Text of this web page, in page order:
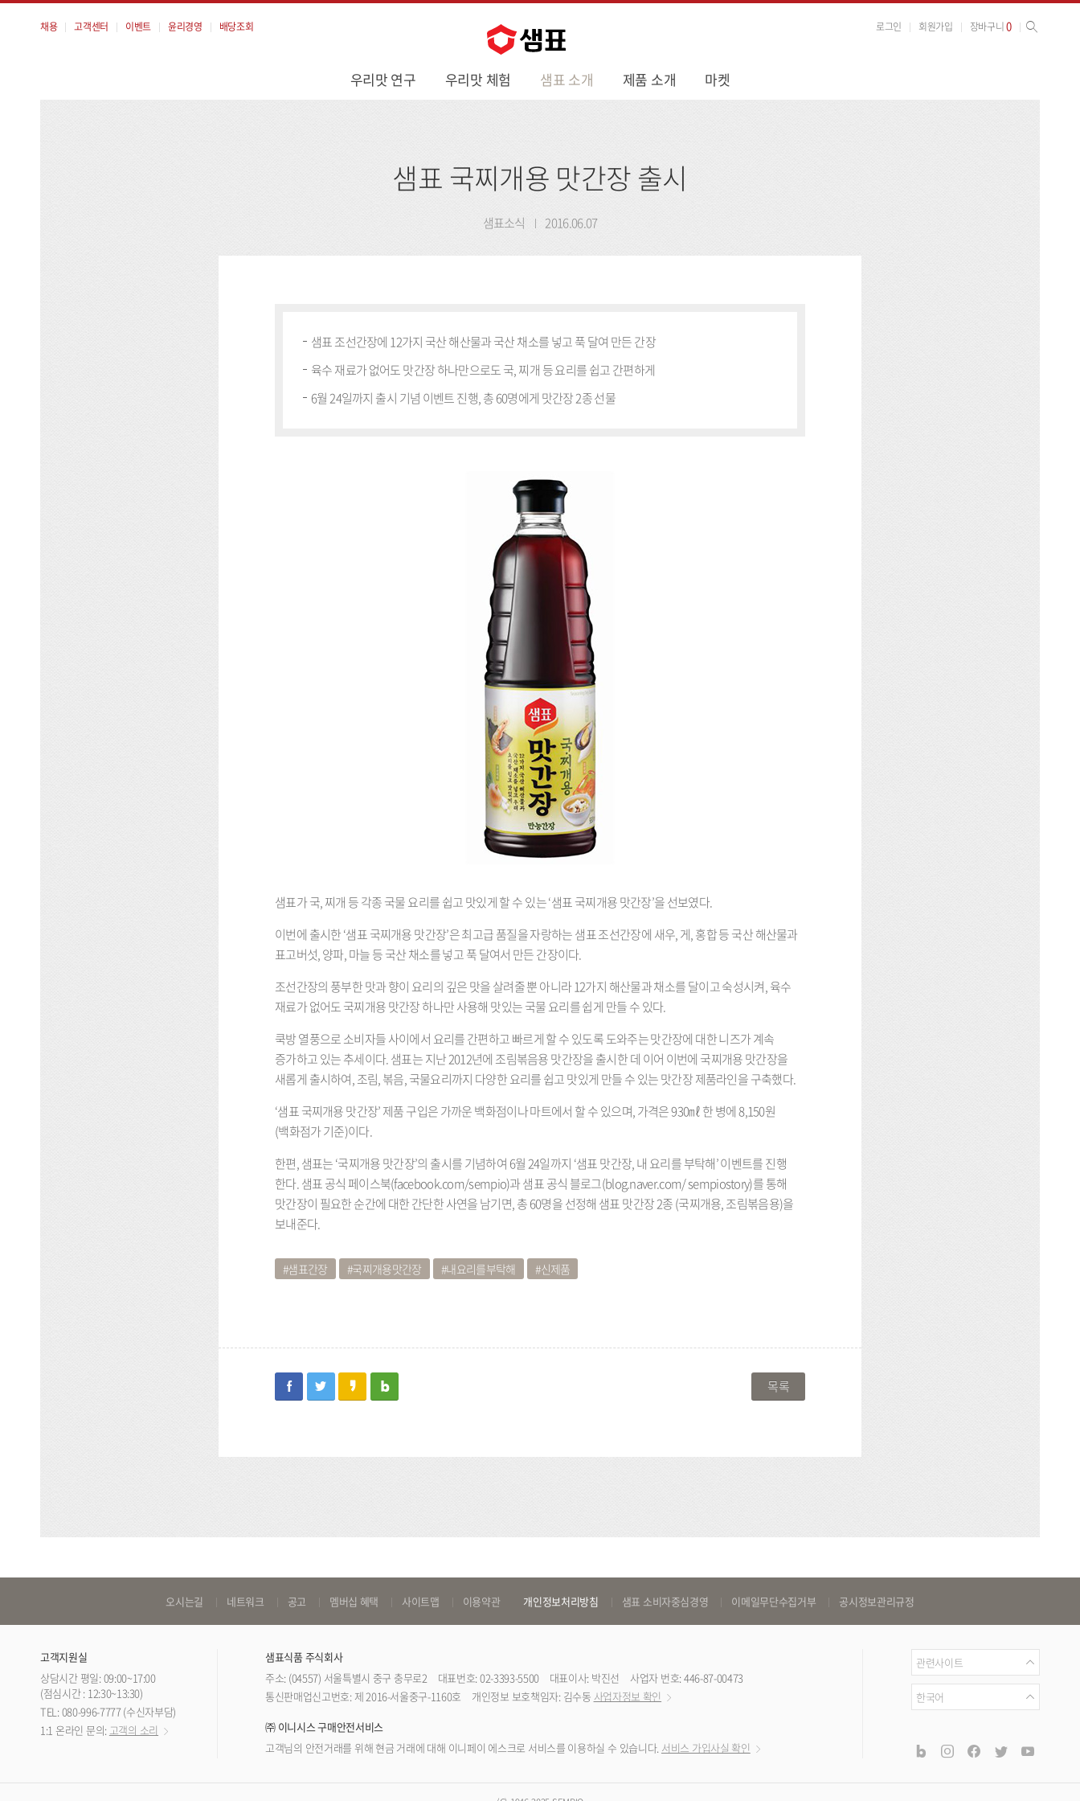
뉴
우리맛 연구 우리맛 체험 샘표 소개 제품 소개 마켓
채용 고객센터 이벤트 윤리경영 배당조회 로그인 회원가입 장바구니0 사이트 검색
샘표 국찌개용 맛간장 출시
샘표소식 2016.06.07
샘표 조선간장에 12가지 국산 해산물과 국산 채소를 넣고 푹 달여 만든 간장
육수 재료가 없어도 맛간장 하나만으로도 국, 찌개 등 요리를 쉽고 간편하게
6월 24일까지 출시 기념 이벤트 진행, 총 60명에게 맛간장 2종 선물
샘표가 국,찌개 등 각종 국물 요리를 쉽고 맛있게 할 수 있는‘샘표 국찌개용 맛간장’을 선보였다.
이번에 출시한‘샘표 국찌개용 맛간장’은 최고급 품질을 자랑하는 샘표 조선간장에 새우,게,홍합 등 국산 해산물과
표고버섯,양파,마늘 등 국산 채소를 넣고 푹 달여서 만든 간장이다.
조선간장의 풍부한 맛과 향이 요리의 깊은 맛을 살려줄 뿐 아니라12가지 해산물과 채소를 달이고 숙성시켜,육수
재료가 없어도 국찌개용 맛간장 하나만 사용해 맛있는 국물 요리를 쉽게 만들 수 있다.
쿡방 열풍으로 소비자들 사이에서 요리를 간편하고 빠르게 할 수 있도록 도와주는 맛간장에 대한 니즈가 계속
증가하고 있는 추세이다.샘표는 지난2012년에 조림볶음용 맛간장을 출시한 데 이어 이번에 국찌개용 맛간장을
새롭게 출시하여,조림,볶음,국물요리까지 다양한 요리를 쉽고 맛있게 만들 수 있는 맛간장 제품라인을 구축했다.
‘샘표 국찌개용 맛간장’제품 구입은 가까운 백화점이나 마트에서 할 수 있으며,가격은930㎖ 한 병에8,150원
(백화점가 기준)이다.
한편,샘표는‘국찌개용 맛간장’의 출시를 기념하여 6월 24일까지 ‘샘표 맛간장,내 요리를 부탁해’이벤트를 진행
한다.샘표 공식 페이스북(facebook.com/sempio)과 샘표 공식 블로그(blog.naver.com/ sempiostory)를 통해
맛간장이 필요한 순간에 대한 간단한 사연을 남기면,총60명을 선정해 샘표 맛간장2종(국찌개용,조림볶음용)을
보내준다.
샘표간장 국찌개용맛간장 내요리를부탁해 신제품
facebooktwitter kakaostoryblog 목록
로
기
링
크
오시는길 네트워크 공고 멤버십 혜택 사이트맵 이용약관 개인정보처리방침 샘표 소비자중심경영 이메일무단수집거부 공시정보관리규정
관
련
사
트
관련사이트
언
한국어
공
식
blog instagramfacebook
twitter
고객지원실
상담시간 평일: 09:00~17:00
(점심시간 : 12:30~13:30)
TEL: 080-996-7777 (수신자부담)
1:1 온라인 문의: 고객의 소리
샘표식품 주식회사
주소: (04557) 서울특별시 중구 충무로2
대표번호: 02-3393-5500 대표이사: 박진선
사업자 번호: 446-87-00473
통신판매업신고번호: 제 2016-서울중구-1160호
개인정보 보호책임자: 김수동 사업자정보 확인
㈜ 이니시스 구매안전서비스
고객님의 안전거래를 위해 현금 거래에 대해 이니페이 에스크로 서비스를 이용하실 수 있습니다. 서비스 가입사실 확인